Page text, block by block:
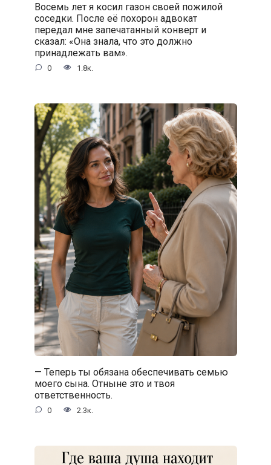
Восемь лет я косил газон своей пожилой
соседки. После её похорон адвокат
передал мне запечатанный конверт и
сказал: «Она знала, что это должно
принадлежать вам».
0 1.8к.
— Теперь ты обязана обеспечивать семью
моего сына. Отныне это и твоя
ответственность.
0 2.3к.